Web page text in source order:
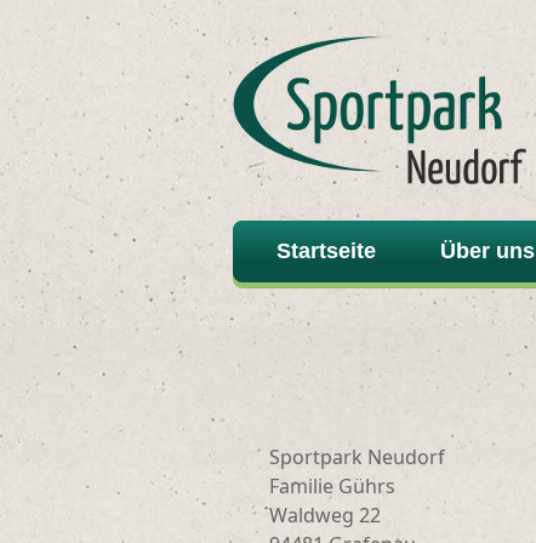
Startseite Über uns
Sportpark Neudorf
Familie Gührs
Waldweg 22